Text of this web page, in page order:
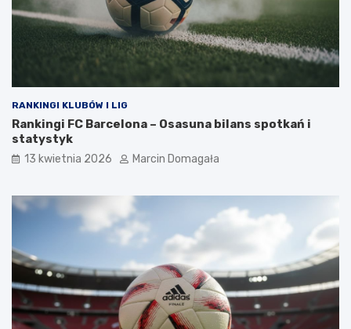
RANKINGI KLUBÓW I LIG
Rankingi FC Barcelona – Osasuna bilans spotkań i
statystyk
13 kwietnia 2026 Marcin Domagała